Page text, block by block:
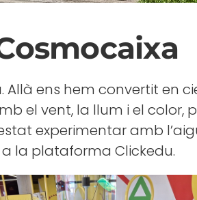
ens hem convertit en
el vent, la llum i el color,
experimentar amb
la plataforma Clickedu.